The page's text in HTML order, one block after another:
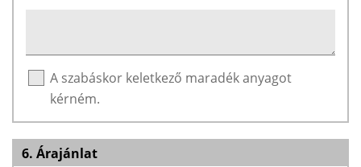
A szabáskor keletkező maradék anyagot
kérném.
6. Árajánlat